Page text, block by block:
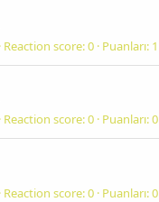
Reaction score 0 Puanları 1
Reaction score 0 Puanları 0
Reaction score 0 Puanları 0